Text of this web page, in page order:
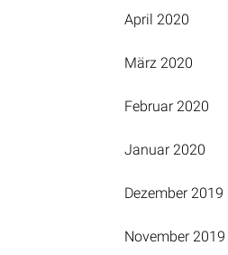
April 2020
März 2020
Februar 2020
Januar 2020
Dezember 2019
November 2019